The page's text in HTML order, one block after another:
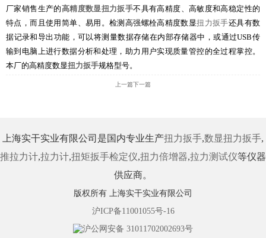
厂家销售生产的高精度数显扭力扳手不具有高精度、高敏度和高稳定性的
特点，而且使用简单、易用。检测高强螺栓高精度数显扭力扳手还具有数
据记录和导出功能，可以将测量数据存储在内部存储器中，或通过USB传
输到电脑上进行数据分析和处理，助力用户实现质量管控的全过程掌控。
本厂的高精度数显扭力扳手规格型号。
上一篇下一篇
上海实干实业有限公司是国内专业生产扭力扳手,数显扭力扳手,
推拉力计,拉力计,扭矩扳手检定仪,扭力倍增器,拉力测试仪等仪器
供应商。
版权所有 上海实干实业有限公司
沪ICP备11001055号-16
沪公网安备 31011702002693号